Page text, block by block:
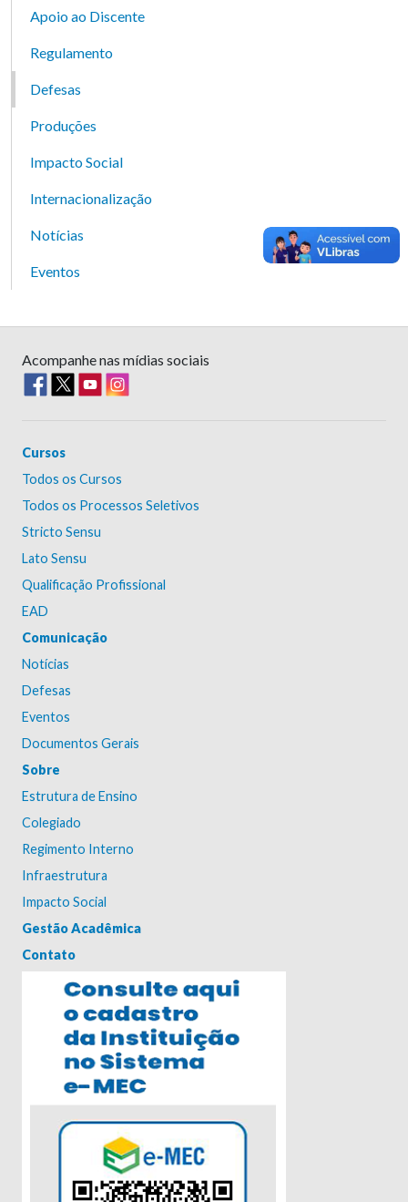
Apoio ao Discente
Regulamento
Defesas
Produções
Impacto Social
Internacionalização
Notícias
Eventos
Acompanhe nas mídias sociais
Cursos
Todos os Cursos
Todos os Processos Seletivos
Stricto Sensu
Lato Sensu
Qualificação Profissional
EAD
Comunicação
Notícias
Defesas
Eventos
Documentos Gerais
Sobre
Estrutura de Ensino
Colegiado
Regimento Interno
Infraestrutura
Impacto Social
Gestão Acadêmica
Contato